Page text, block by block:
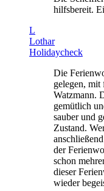
hilfsbereit.
L
Lothar
Holidaycheck
Die
gelegen,
Watzmann.
gemütlich
sauber und
Zustand.
der
schon
dieser
wieder